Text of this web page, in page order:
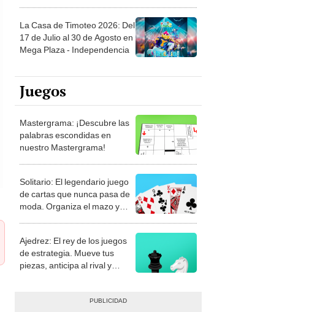
La Casa de Timoteo 2026: Del
17 de Julio al 30 de Agosto en
Mega Plaza - Independencia
Juegos
Mastergrama: ¡Descubre las
palabras escondidas en
nuestro Mastergrama!
Solitario: El legendario juego
de cartas que nunca pasa de
moda. Organiza el mazo y
demuestra tu habilidad.
Ajedrez: El rey de los juegos
de estrategia. Mueve tus
piezas, anticipa al rival y
consigue el jaque mate.